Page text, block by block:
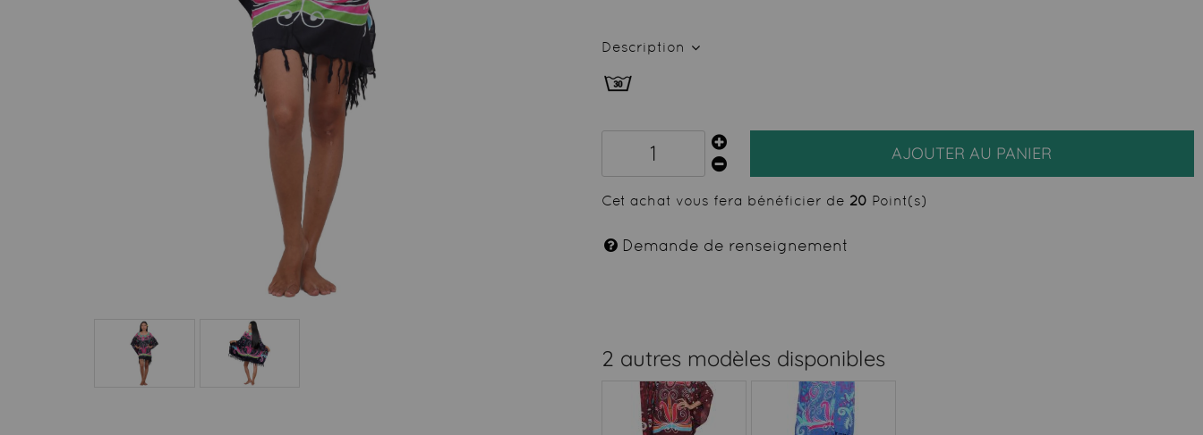
Description
AJOUTER AU PANIER
Cet achat vous fera bénéficier de 20 Point(s)
Demande de renseignement
2 autres modèles disponibles